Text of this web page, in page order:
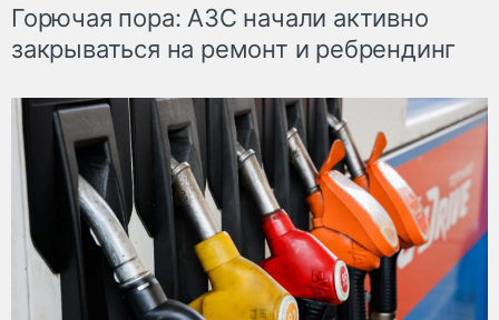
Горючая пора: АЗС начали активно
закрываться на ремонт и ребрендинг